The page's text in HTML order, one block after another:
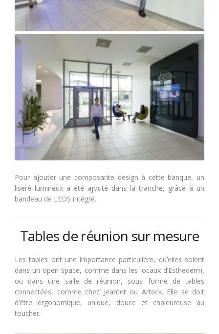
Pour ajouter une composante design à cette banque, un
liseré lumineux a été ajouté dans la tranche, grâce à un
bandeau de LEDS intégré.
Tables de réunion sur mesure
Les tables ont une importance particulière, qu’elles soient
dans un open space, comme dans les locaux d’Esthederm,
ou dans une salle de réunion, sous forme de tables
connectées, comme chez Jeantet ou Arteck. Elle se doit
d’être ergonomique, unique, douce et chaleureuse au
toucher.